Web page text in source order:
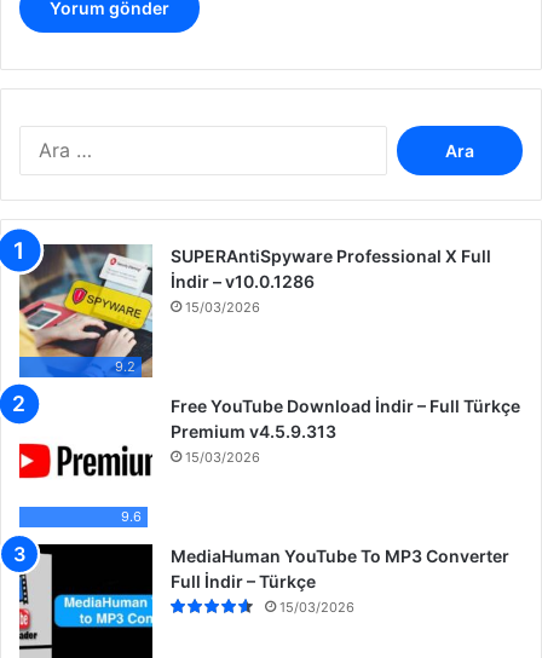
A
m
:
9.2
SUPERAntiSpyware Professional X Full
İndir – v10.0.1286
15/03/2026
9.6
Free YouTube Download İndir – Full Türkçe
Premium v4.5.9.313
15/03/2026
MediaHuman YouTube To MP3 Converter
Full İndir – Türkçe
15/03/2026